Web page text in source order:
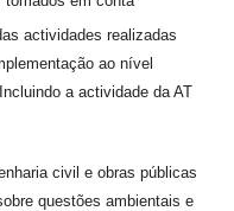
actividades realizadas
ao nível
a actividade da AT
civil e obras públicas
questões ambientais e